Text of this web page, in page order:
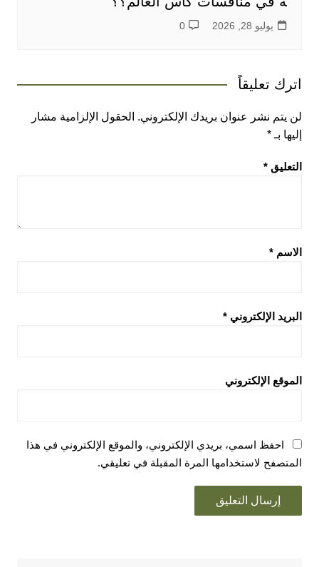
يوليو 28, 2026 0
اترك تعليقاً
لن يتم نشر عنوان بريدك الإلكتروني. الحقول الإلزامية مشار
إليها بـ *
التعليق *
الاسم *
البريد الإلكتروني *
الموقع الإلكتروني
احفظ اسمي، بريدي الإلكتروني، والموقع الإلكتروني في هذا
المتصفح لاستخدامها المرة المقبلة في تعليقي.